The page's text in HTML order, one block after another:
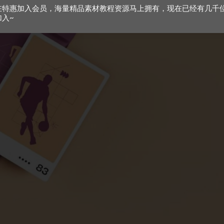
特惠加入会员，海量精品素材教程资源马上拥有，现在已经有几千
入~